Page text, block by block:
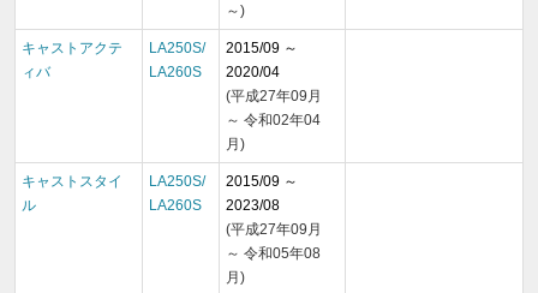
～)
キャストアクテ
ィバ
LA250S/
LA260S
2015/09 ～
2020/04
(平成27年09月
～ 令和02年04
月)
キャストスタイ
ル
LA250S/
LA260S
2015/09 ～
2023/08
(平成27年09月
～ 令和05年08
月)